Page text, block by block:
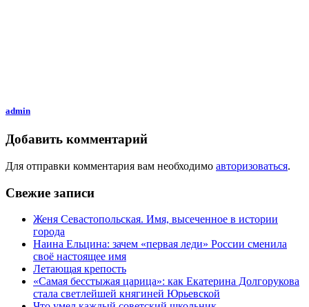
admin
Добавить комментарий
Для отправки комментария вам необходимо авторизоваться.
Свежие записи
Женя Севастопольская. Имя, высеченное в истории
города
Наина Ельцина: зачем «первая леди» России сменила
своё настоящее имя
Летающая крепость
«Самая бесстыжая царица»: как Екатерина Долгорукова
стала светлейшей княгиней Юрьевской